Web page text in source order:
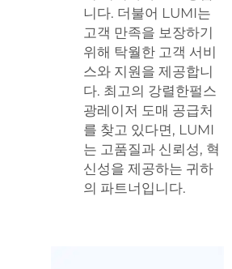
니다. 더불어 LUMI는
고객 만족을 보장하기
위해 탁월한 고객 서비
스와 지원을 제공합니
다. 최고의 강렬한펄스
광레이저 도매 공급처
를 찾고 있다면, LUMI
는 고품질과 신뢰성, 혁
신성을 제공하는 귀하
의 파트너입니다.